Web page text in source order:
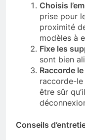
Choisis
prise pour
proximité
modèles à
Fixe les
sont bien
Raccorde
raccorde-
être sûr
Conseils